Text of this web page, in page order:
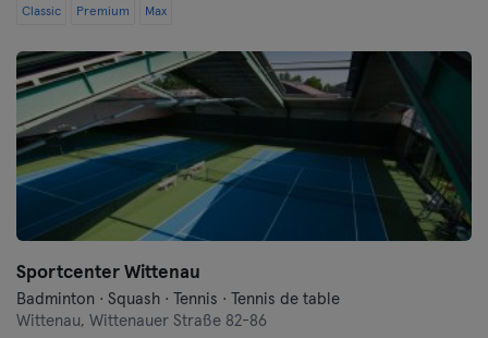
Classic Premium Max
Sportcenter Wittenau
Badminton · Squash · Tennis · Tennis de table
Wittenau, Wittenauer Straße 82-86